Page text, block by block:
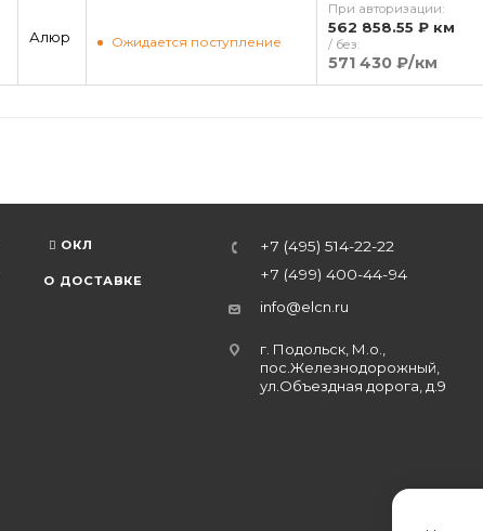
Алюр Ожидается поступление
При авторизации:
562 858.55 ₽ км
/ без:
571 430 ₽/км
ОКЛ
О ДОСТАВКЕ
+7 (495) 514-22-22
+7 (499) 400-44-94
info@elcn.ru
г. Подольск, М.о.,
пос.Железнодорожный,
ул.Объездная дорога, д.9